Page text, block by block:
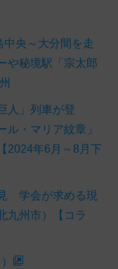
中央～大分間を走
や秘境駅「宗太郎
人」列車が登
・マリア紋章」
2024年6月～8月下
学会が求める現
九州市）【コラ